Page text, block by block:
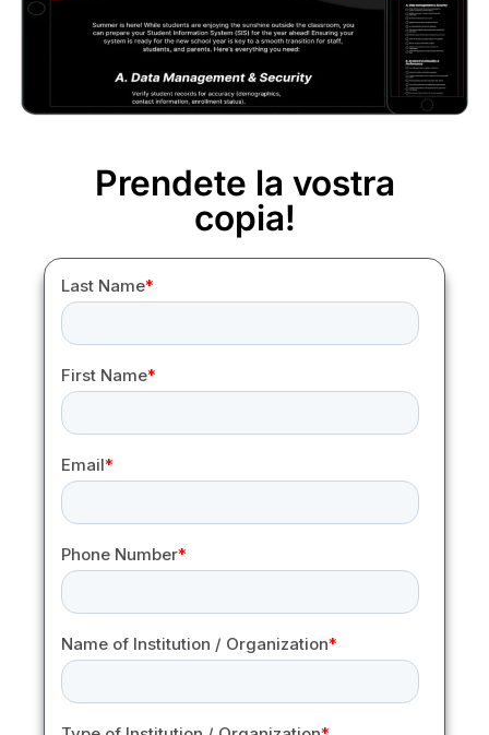
Prendete la vostra
copia!